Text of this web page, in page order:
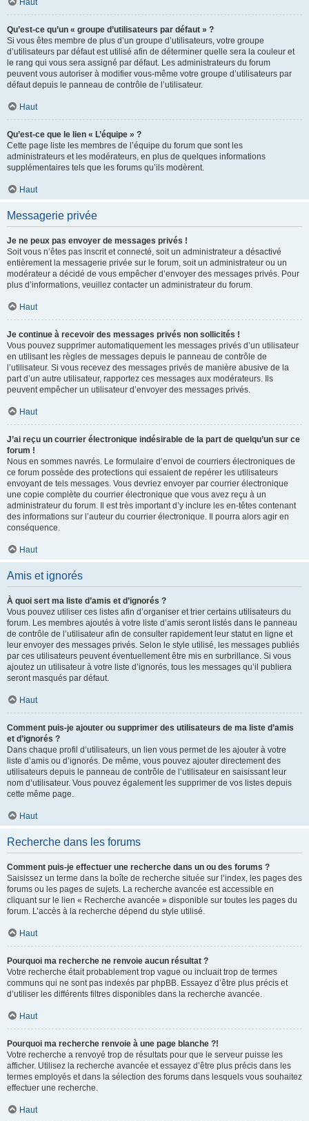
Haut
Qu’est-ce qu’un « groupe d’utilisateurs par défaut » ?
Si vous êtes membre de plus d’un groupe d’utilisateurs, votre groupe
d’utilisateurs par défaut est utilisé afin de déterminer quelle sera la couleur et
le rang qui vous sera assigné par défaut. Les administrateurs du forum
peuvent vous autoriser à modifier vous-même votre groupe d’utilisateurs par
défaut depuis le panneau de contrôle de l’utilisateur.
Haut
Qu’est-ce que le lien « L’équipe » ?
Cette page liste les membres de l’équipe du forum que sont les
administrateurs et les modérateurs, en plus de quelques informations
supplémentaires tels que les forums qu’ils modèrent.
Haut
Messagerie privée
Je ne peux pas envoyer de messages privés !
Soit vous n’êtes pas inscrit et connecté, soit un administrateur a désactivé
entièrement la messagerie privée sur le forum, soit un administrateur ou un
modérateur a décidé de vous empêcher d’envoyer des messages privés. Pour
plus d’informations, veuillez contacter un administrateur du forum.
Haut
Je continue à recevoir des messages privés non sollicités !
Vous pouvez supprimer automatiquement les messages privés d’un utilisateur
en utilisant les règles de messages depuis le panneau de contrôle de
l’utilisateur. Si vous recevez des messages privés de manière abusive de la
part d’un autre utilisateur, rapportez ces messages aux modérateurs. Ils
peuvent empêcher un utilisateur d’envoyer des messages privés.
Haut
J’ai reçu un courrier électronique indésirable de la part de quelqu’un sur ce
forum !
Nous en sommes navrés. Le formulaire d’envoi de courriers électroniques de
ce forum possède des protections qui essaient de repérer les utilisateurs
envoyant de tels messages. Vous devriez envoyer par courrier électronique
une copie complète du courrier électronique que vous avez reçu à un
administrateur du forum. Il est très important d’y inclure les en-têtes contenant
des informations sur l’auteur du courrier électronique. Il pourra alors agir en
conséquence.
Haut
Amis et ignorés
À quoi sert ma liste d’amis et d’ignorés ?
Vous pouvez utiliser ces listes afin d’organiser et trier certains utilisateurs du
forum. Les membres ajoutés à votre liste d’amis seront listés dans le panneau
de contrôle de l’utilisateur afin de consulter rapidement leur statut en ligne et
leur envoyer des messages privés. Selon le style utilisé, les messages publiés
par ces utilisateurs peuvent éventuellement être mis en surbrillance. Si vous
ajoutez un utilisateur à votre liste d’ignorés, tous les messages qu’il publiera
seront masqués par défaut.
Haut
Comment puis-je ajouter ou supprimer des utilisateurs de ma liste d’amis
et d’ignorés ?
Dans chaque profil d’utilisateurs, un lien vous permet de les ajouter à votre
liste d’amis ou d’ignorés. De même, vous pouvez ajouter directement des
utilisateurs depuis le panneau de contrôle de l’utilisateur en saisissant leur
nom d’utilisateur. Vous pouvez également les supprimer de vos listes depuis
cette même page.
Haut
Recherche dans les forums
Comment puis-je effectuer une recherche dans un ou des forums ?
Saisissez un terme dans la boîte de recherche située sur l’index, les pages des
forums ou les pages de sujets. La recherche avancée est accessible en
cliquant sur le lien « Recherche avancée » disponible sur toutes les pages du
forum. L’accès à la recherche dépend du style utilisé.
Haut
Pourquoi ma recherche ne renvoie aucun résultat ?
Votre recherche était probablement trop vague ou incluait trop de termes
communs qui ne sont pas indexés par phpBB. Essayez d’être plus précis et
d’utiliser les différents filtres disponibles dans la recherche avancée.
Haut
Pourquoi ma recherche renvoie à une page blanche ?!
Votre recherche a renvoyé trop de résultats pour que le serveur puisse les
afficher. Utilisez la recherche avancée et essayez d’être plus précis dans les
termes employés et dans la sélection des forums dans lesquels vous souhaitez
effectuer une recherche.
Haut